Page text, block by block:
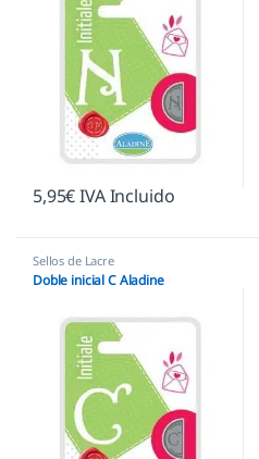
5,95€IVA Incluido
Sellos de Lacre
Doble inicial C Aladine